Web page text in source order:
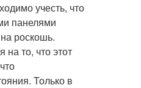
учесть, что
панелями
роскошь.
то, что этот
Только в